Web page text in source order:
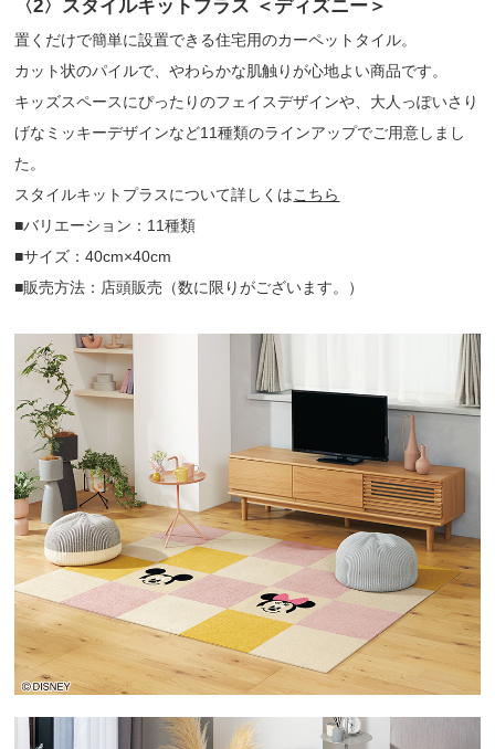
〈2〉スタイルキットプラス ＜ディズニー＞
置くだけで簡単に設置できる住宅用のカーペットタイル。
カット状のパイルで、やわらかな肌触りが心地よい商品です。
キッズスペースにぴったりのフェイスデザインや、大人っぽいさり
げなミッキーデザインなど11種類のラインアップでご用意しまし
た。
スタイルキットプラスについて詳しくはこちら
■バリエーション：11種類
■サイズ：40cm×40cm
■販売方法：店頭販売（数に限りがございます。）